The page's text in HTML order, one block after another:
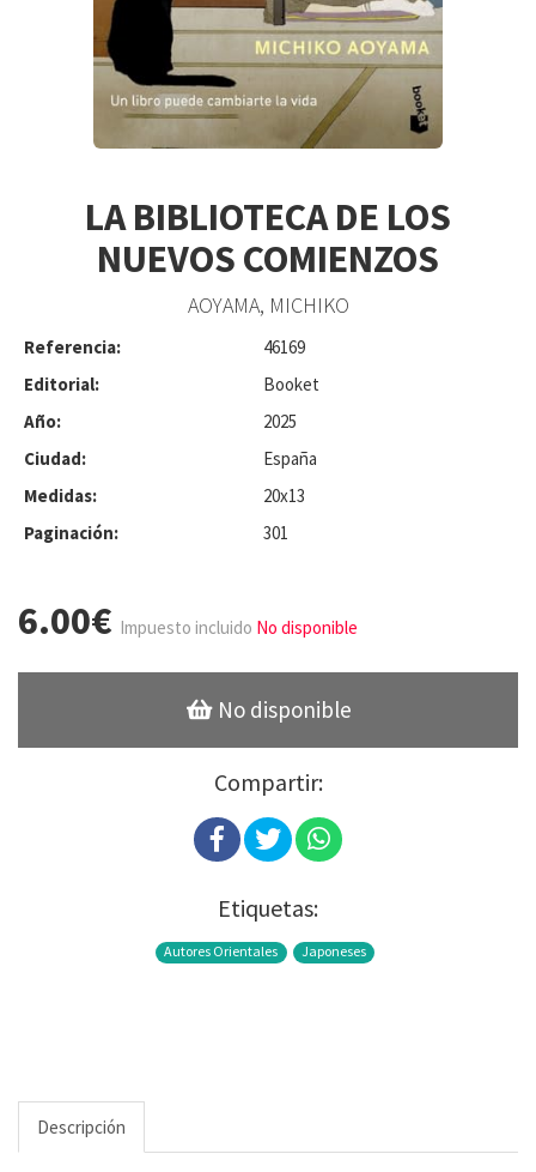
LA BIBLIOTECA DE LOS
NUEVOS COMIENZOS
AOYAMA, MICHIKO
Referencia:
46169
Editorial:
Booket
Año:
2025
Ciudad:
España
Medidas:
20x13
Paginación:
301
6.00€ Impuesto incluido No disponible
No disponible
Compartir:
Etiquetas:
Autores Orientales Japoneses
Descripción